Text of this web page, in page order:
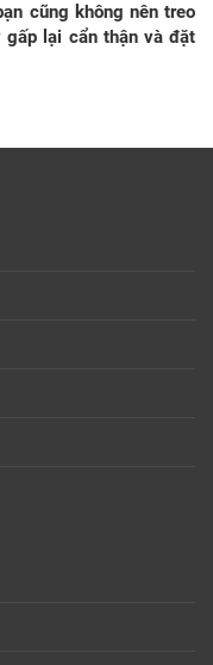
cũng không nên treo
gấp lại cẩn thận và đặt